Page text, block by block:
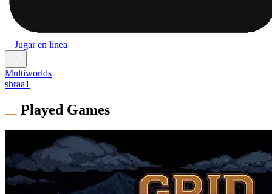
Jugar en línea
Multiworlds
shraa1
Played Games